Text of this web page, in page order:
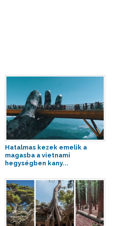
Hatalmas kezek emelik a
magasba a vietnami
hegységben kany...